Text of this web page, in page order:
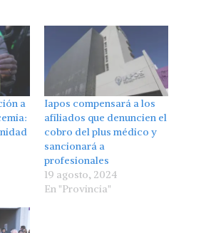
a
Iapos compensará a los
afiliados que denuncien el
cobro del plus médico y
sancionará a
profesionales
19 agosto, 2024
En "Provincia"